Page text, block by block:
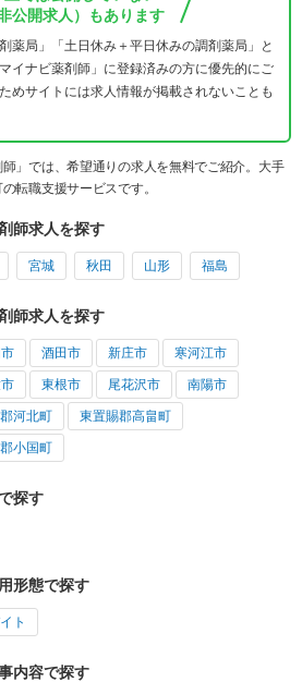
公開求人）もあります
薬局」「土日休み＋平日休みの調剤薬局」と
イナビ薬剤師」に登録済みの方に優先的にご
めサイトには求人情報が掲載されないことも
」では、希望通りの求人を無料でご紹介。大手
転職支援サービスです。
師求人を探す
宮城 秋田 山形 福島
師求人を探す
酒田市 新庄市 寒河江市
東根市 尾花沢市 南陽市
河北町 東置賜郡高畠町
小国町
探す
形態で探す
ト
内容で探す